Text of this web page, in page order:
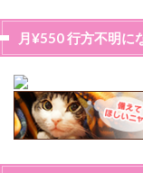
月¥550 行方不明に